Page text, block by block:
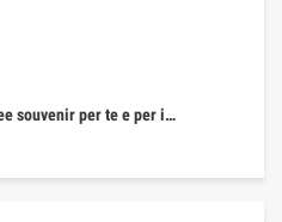
souvenir per te e per i…